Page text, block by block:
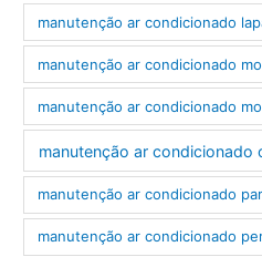
manutenção ar condicionado
manutenção ar condicionado
manutenção ar condicionado
manutenção ar condicionado
manutenção ar condicionado
manutenção ar condicionado